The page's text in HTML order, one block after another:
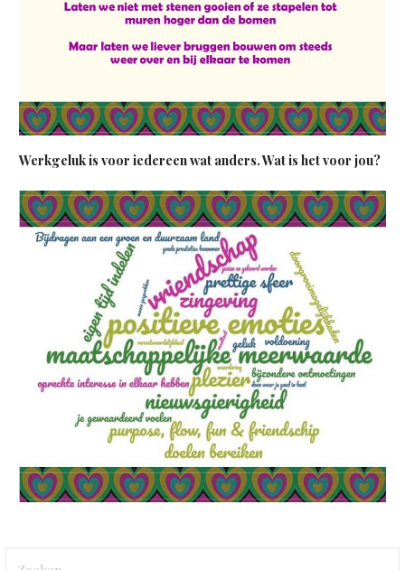
Werkgeluk is voor iedereen wat anders. Wat is het voor jou?